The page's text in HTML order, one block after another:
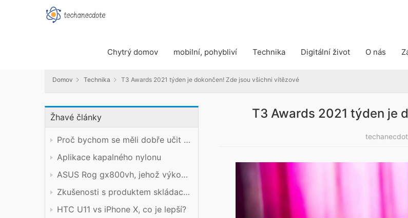
Chytrý domov mobilní, pohybliví Technika Digitální život O nás
T3 Awards 2021 týden je dokončen! Zde jsou všichni vítězové
Domov Technika T3 Awards 2021 týden je dokončen! Zde jsou všichni vítězové
Žhavé články
Proč bychom se měli dobře učit technický předmět?
Aplikace kapalného nylonu
ASUS Rog gx800vh, jehož výkon stojí za cenu
Zkušenosti s produktem skládacího mobilního telefonu Xiaomi
HTC U11 vs iPhone X, co je lepší?
T3 Awards 2021 týden je